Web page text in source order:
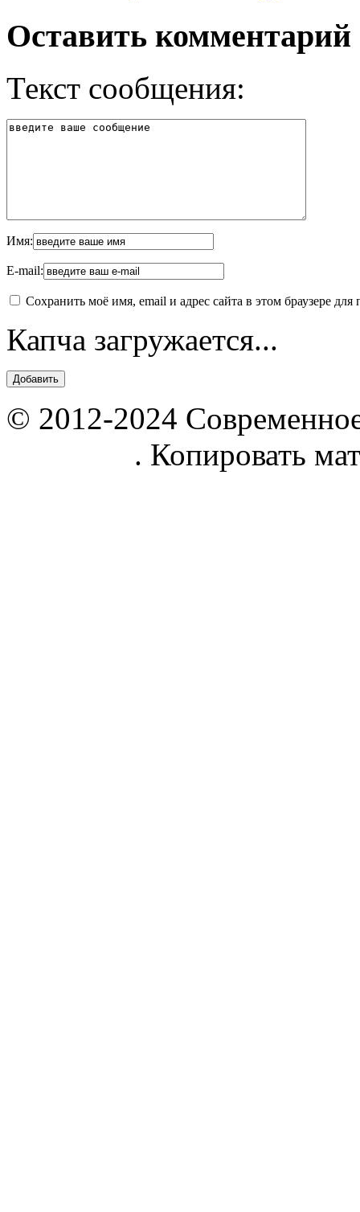
Оставить комментарий
Текст сообщения:
Имя:
E-mail:
Сохранить моё имя, email и адрес сайта в этом браузере
Капча загружается...
© 2012-2024
. Копировать